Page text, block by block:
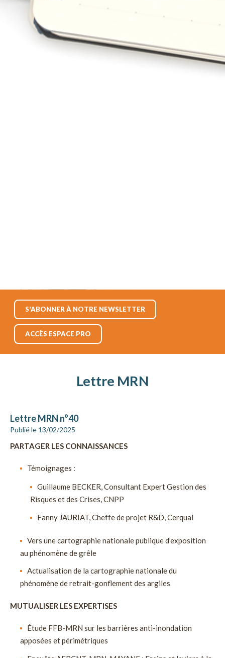
S'ABONNER À NOTRE NEWSLETTER
ACCÈS ESPACE PRO
Lettre MRN
Lettre MRN n°40
Publié le 13/02/2025
PARTAGER LES CONNAISSANCES
Témoignages :
Guillaume BECKER, Consultant Expert Gestion des
Risques et des Crises, CNPP
Fanny JAURIAT, Cheffe de projet R&D, Cerqual
Vers une cartographie nationale publique d’exposition
au phénomène de grêle
Actualisation de la cartographie nationale du
phénomène de retrait-gonflement des argiles
MUTUALISER LES EXPERTISES
Étude FFB-MRN sur les barrières anti-inondation
apposées et périmétriques